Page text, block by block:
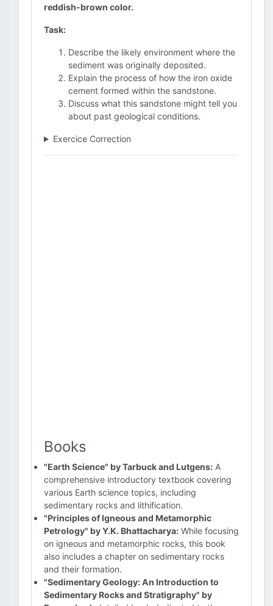
reddish-brown color.
Task:
Describe the likely environment where the
sediment was originally deposited.
Explain the process of how the iron oxide
cement formed within the sandstone.
Discuss what this sandstone might tell you
about past geological conditions.
Exercice Correction
Books
"Earth Science" by Tarbuck and Lutgens: A
comprehensive introductory textbook covering
various Earth science topics, including
sedimentary rocks and lithification.
"Principles of Igneous and Metamorphic
Petrology" by Y.K. Bhattacharya: While focusing
on igneous and metamorphic rocks, this book
also includes a chapter on sedimentary rocks
and their formation.
"Sedimentary Geology: An Introduction to
Sedimentary Rocks and Stratigraphy" by